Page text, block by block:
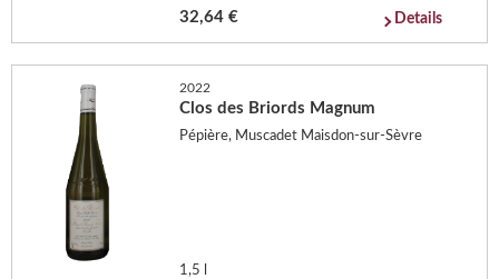
32,64 € Details
2022
Clos des Briords Magnum
Pépière, Muscadet Maisdon-sur-Sèvre
1,5 l